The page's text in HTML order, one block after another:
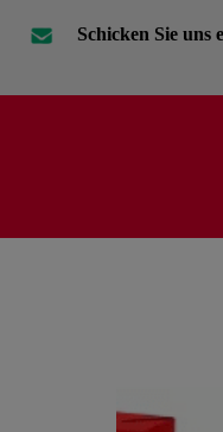
Schicken Sie uns